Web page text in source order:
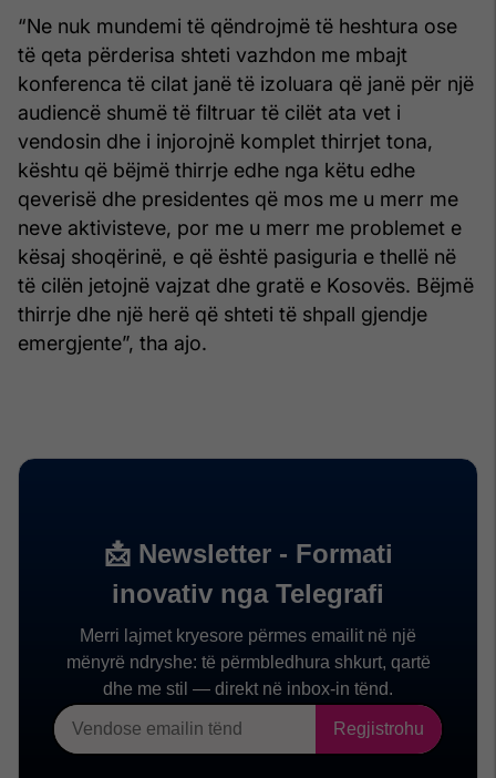
“Ne nuk mundemi të qëndrojmë të heshtura ose
të qeta përderisa shteti vazhdon me mbajt
konferenca të cilat janë të izoluara që janë për një
audiencë shumë të filtruar të cilët ata vet i
vendosin dhe i injorojnë komplet thirrjet tona,
kështu që bëjmë thirrje edhe nga këtu edhe
qeverisë dhe presidentes që mos me u merr me
neve aktivisteve, por me u merr me problemet e
kësaj shoqërinë, e që është pasiguria e thellë në
të cilën jetojnë vajzat dhe gratë e Kosovës. Bëjmë
thirrje dhe një herë që shteti të shpall gjendje
emergjente”, tha ajo.